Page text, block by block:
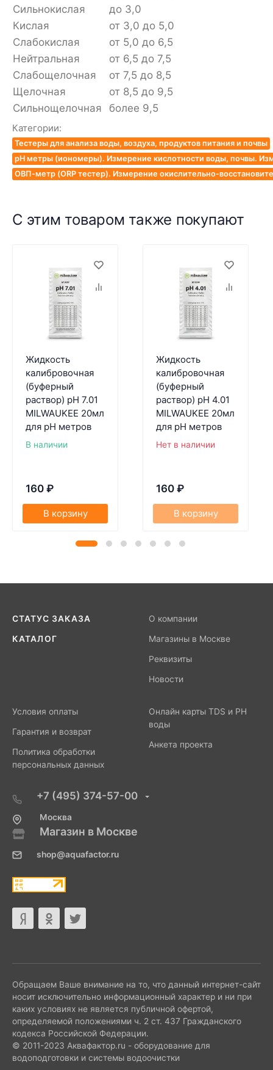
Сильнокислая
до 3,0
Кислая
от 3,0 до 5,0
Слабокислая
от 5,0 до 6,5
Нейтральная
от 6,5 до 7,5
Слабощелочная
от 7,5 до 8,5
Щелочная
от 8,5 до 9,5
Сильнощелочная
более 9,5
Категории:
Тестеры для анализа воды, воздуха, продуктов питания и почвы
pH метры (иономеры). Измерение кислотности воды, почвы.
ОВП-метр (ORP тестер). Измерение окислительно-
С этим товаром также покупают
Жидкость
калибровочная
(буферный
раствор) pH 7.01
MILWAUKEE 20мл
для pH метров
В наличии
160 ₽
В корзину
Жидкость
калибровочная
(буферный
раствор) pH 4.01
MILWAUKEE 20мл
для pH метров
Нет в наличии
160 ₽
В корзину
СТАТУС ЗАКАЗА
КАТАЛОГ
О компании
Магазины в Москве
Реквизиты
Новости
Условия оплаты
Гарантия и возврат
Политика обработки
персональных данных
Онлайн карты TDS и PH
воды
Анкета проекта
+7 (495) 374-57-00
Москва
Магазин в Москве
shop@aquafactor.ru
Обращаем Ваше внимание на то, что данный интернет-сайт
носит исключительно информационный характер и ни при
каких условиях не является публичной офертой,
определяемой положениями ч. 2 ст. 437 Гражданского
кодекса Российской Федерации.
© 2011-2023 Аквафактор.ru - оборудование для
водоподготовки и системы водоочистки